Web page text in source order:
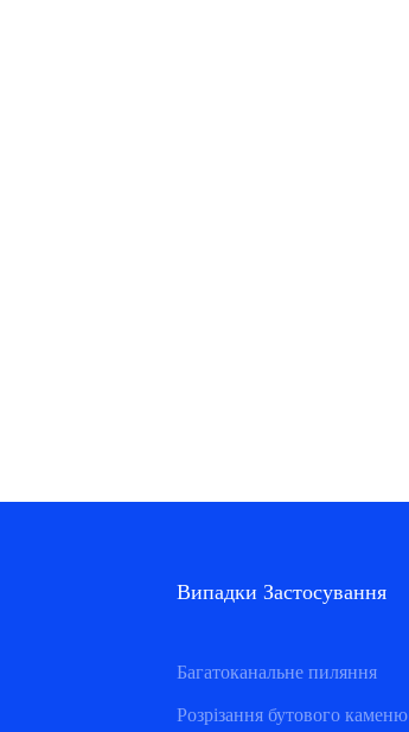
Випадки Застосування
Багатоканальне пиляння
Розрізання бутового каменю